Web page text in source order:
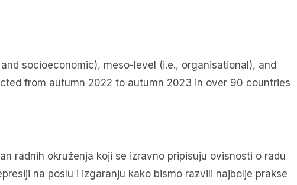
socioeconomic), meso-level (i.e., organisational), and
from autumn 2022 to autumn 2023 in over 90 countries
radnih okruženja koji se izravno pripisuju ovisnosti o radu
na poslu i izgaranju kako bismo razvili najbolje prakse